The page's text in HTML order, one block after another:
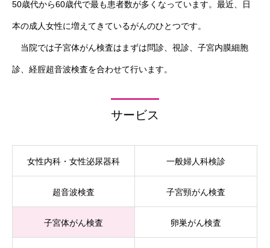
50歳代から60歳代で最も患者数が多くなっています。最近、日
本の成人女性に増えてきているがんのひとつです。
当院では子宮体がん検査はまずは問診、視診、子宮内膜細胞
診、経腟超音波検査を合わせて行います。
サービス
女性内科・女性泌尿器科 一般婦人科検診
超音波検査 子宮頸がん検査
子宮体がん検査 卵巣がん検査